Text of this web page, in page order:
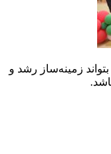
زمینه‌ساز رشد و